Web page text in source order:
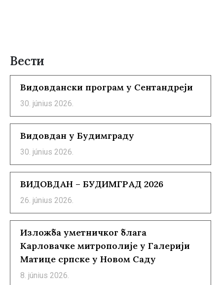
Вести
Видовдански програм у Сентандреји
30. június 2026.
Видовдан у Будимграду
30. június 2026.
ВИДОВДАН – БУДИМГРАД 2026
26. június 2026.
Изложба уметничког блага
Карловачке митрополије у Галерији
Матице српске у Новом Саду
8. június 2026.